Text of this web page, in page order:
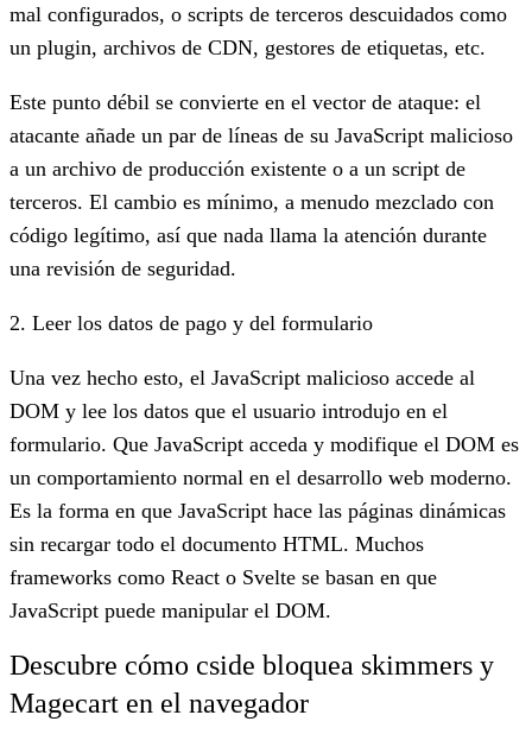
mal configurados, o scripts de terceros descuidados como
un plugin, archivos de CDN, gestores de etiquetas, etc.
Este punto débil se convierte en el vector de ataque: el
atacante añade un par de líneas de su JavaScript malicioso
a un archivo de producción existente o a un script de
terceros. El cambio es mínimo, a menudo mezclado con
código legítimo, así que nada llama la atención durante
una revisión de seguridad.
2. Leer los datos de pago y del formulario
Una vez hecho esto, el JavaScript malicioso accede al
DOM y lee los datos que el usuario introdujo en el
formulario. Que JavaScript acceda y modifique el DOM es
un comportamiento normal en el desarrollo web moderno.
Es la forma en que JavaScript hace las páginas dinámicas
sin recargar todo el documento HTML. Muchos
frameworks como React o Svelte se basan en que
JavaScript puede manipular el DOM.
Descubre cómo cside bloquea skimmers y
Magecart en el navegador